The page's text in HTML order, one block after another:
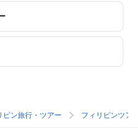
ピン旅行・ツアー フィリピンツア